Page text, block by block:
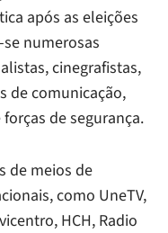
após as eleições
numerosas
cinegrafistas,
de comunicação,
de segurança.
de meios de
como UneTV,
HCH, Radio